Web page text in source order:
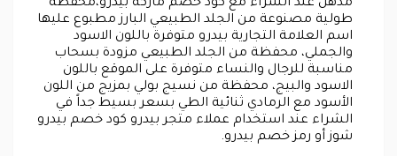
مذهل عند الشراء مع كود خصم ماركة بيدرو،محفظة
طولية مصنوعة من الجلد الطبيعي البارز مطبوع عليها
اسم العلامة التجارية بيدرو متوفرة باللون الاسود
والجملي، محفظة من الجلد الطبيعي مزودة بسحاب
مناسبة للرجال والنساء متوفرة على الموقع باللون
الاسود والبيج، محفظة من نسيج بولي بمزيج من اللون
الأسود مع الرمادي ثنائية الطي بسعر بسيط جداً في
الشراء عند استخدام عملاء متجر بيدرو كود خصم بيدرو
شوز أو رمز خصم بيدرو.